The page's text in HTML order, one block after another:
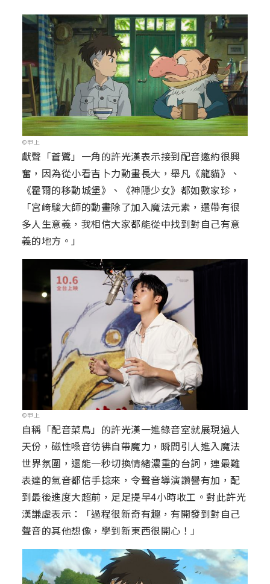
©甲上
獻聲「蒼鷺」一角的許光漢表示接到配音邀約很興
奮，因為從小看吉卜力動畫長大，舉凡《龍貓》、
《霍爾的移動城堡》、《神隱少女》都如數家珍，
「宮﨑駿大師的動畫除了加入魔法元素，還帶有很
多人生意義，我相信大家都能從中找到對自己有意
義的地方。」
©甲上
自稱「配音菜鳥」的許光漢一進錄音室就展現過人
天份，磁性嗓音彷彿自帶魔力，瞬間引人進入魔法
世界氛圍，還能一秒切換情緒濃重的台詞，連最難
表達的氣音都信手捻來，令聲音導演讚譽有加，配
到最後進度大超前，足足提早4小時收工。對此許光
漢謙虛表示：「過程很新奇有趣，有開發到對自己
聲音的其他想像，學到新東西很開心！」